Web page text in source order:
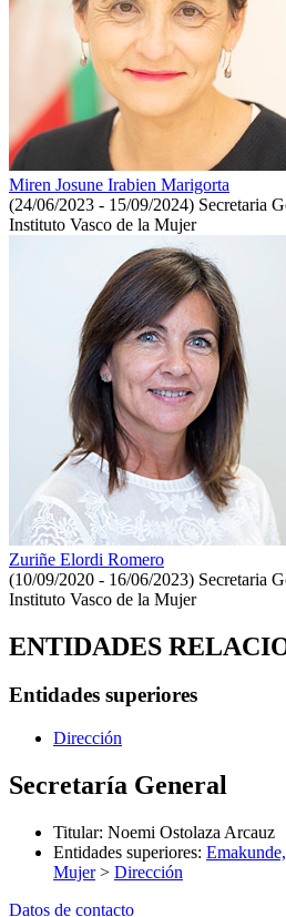
Miren Josune Irabien Marigorta
(24/06/2023 - 15/09/2024) Secretaria
Instituto Vasco de la Mujer
Zuriñe Elordi Romero
(10/09/2020 - 16/06/2023) Secretaria
Instituto Vasco de la Mujer
ENTIDADES
Entidades superiores
Dirección
Secretaría General
Titular: Noemi Ostolaza Arcauz
Entidades superiores:
Mujer> Dirección
Datos de contacto